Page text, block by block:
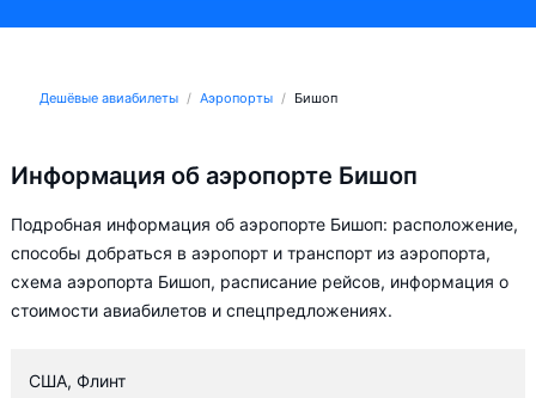
Дешёвые авиабилеты Аэропорты Бишоп
Информация об аэропорте Бишоп
Подробная информация об аэропорте Бишоп: расположение,
способы добраться в аэропорт и транспорт из аэропорта,
схема аэропорта Бишоп, расписание рейсов, информация о
стоимости авиабилетов и спецпредложениях.
США, Флинт